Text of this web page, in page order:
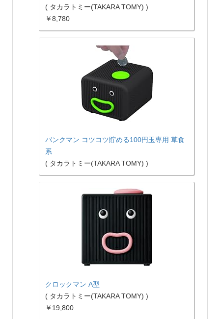
( タカラトミー(TAKARA TOMY) )
￥8,780
バンクマン コツコツ貯める100円玉専用 草食
系
( タカラトミー(TAKARA TOMY) )
クロックマン A型
( タカラトミー(TAKARA TOMY) )
￥19,800